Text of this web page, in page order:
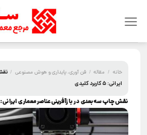
خانه / مقاله / فن آوری، پایداری و هوش مصنوعی /
ایرانی: 5 کاربرد کلیدی
نقش چاپ سه‌بعدی در بازآفرینی عناصر معماری ایرانی: 5 کاربرد